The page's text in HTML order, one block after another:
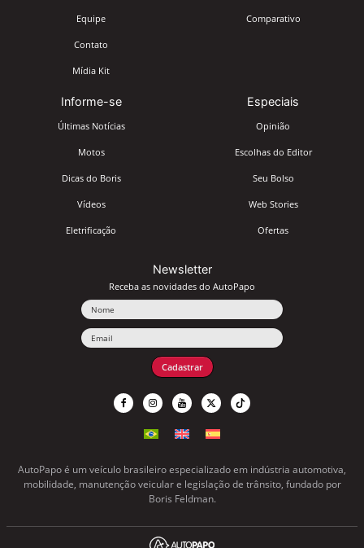
Equipe
Contato
Mídia Kit
Comparativo
Informe-se
Últimas Notícias
Motos
Dicas do Boris
Vídeos
Eletrificação
Especiais
Opinião
Escolhas do Editor
Seu Bolso
Web Stories
Ofertas
Newsletter
Receba as novidades do AutoPapo
Cadastrar
AutoPapo é um veículo brasileiro especializado em indústria automotiva,
mobilidade, manutenção veicular e legislação de trânsito, fundado por
Boris Feldman.